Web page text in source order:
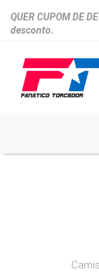
QUER CUPOM DE
desconto.